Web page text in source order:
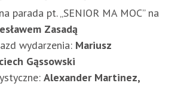
parada pt. „SENIOR MA MOC” na
Zasadą
wydarzenia: Mariusz
Gąssowski
Alexander Martinez,